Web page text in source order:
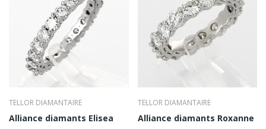
TELLOR DIAMANTAIRE
Alliance diamants Elisea
TELLOR DIAMANTAIRE
Alliance diamants Roxanne